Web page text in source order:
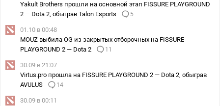
Yakult Brothers прошли на основной этап FISSURE PLAYGROUND
2 — Dota 2, обыграв Talon Esports
5
01.10 в 00:48
MOUZ выбила OG из закрытых отборочных на FISSURE
PLAYGROUND 2 — Dota 2
11
30.09 в 21:07
Virtus.pro прошла на FISSURE PLAYGROUND 2 — Dota 2, обыграв
AVULUS
14
30.09 в 00:11